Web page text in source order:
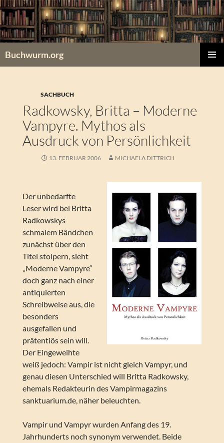
Zum
Inhalt
springen
Buchwurm.org
SACHBUCH
Radkowsky, Britta – Moderne
Vampyre. Mythos als
Ausdruck von Persönlichkeit
13. FEBRUAR 2006 MICHAELA DITTRICH
Der unbedarfte
Leser wird bei Britta
Radkowskys
schmalem Bändchen
zunächst über den
Titel stolpern, sieht
„Moderne Vampyre“
doch ganz nach einer
antiquierten
Schreibweise aus, die
besonders
ausgefallen und
prätentiös sein will.
Der Eingeweihte
weiß jedoch: Vampir ist nicht gleich Vampyr, und
genau diesen Unterschied will Britta Radkowsky,
ehemals Redakteurin des Vampirmagazins
sanktuarium.de, näher beleuchten.
Vampir und Vampyr wurden Anfang des 19.
Jahrhunderts noch synonym verwendet. Beide